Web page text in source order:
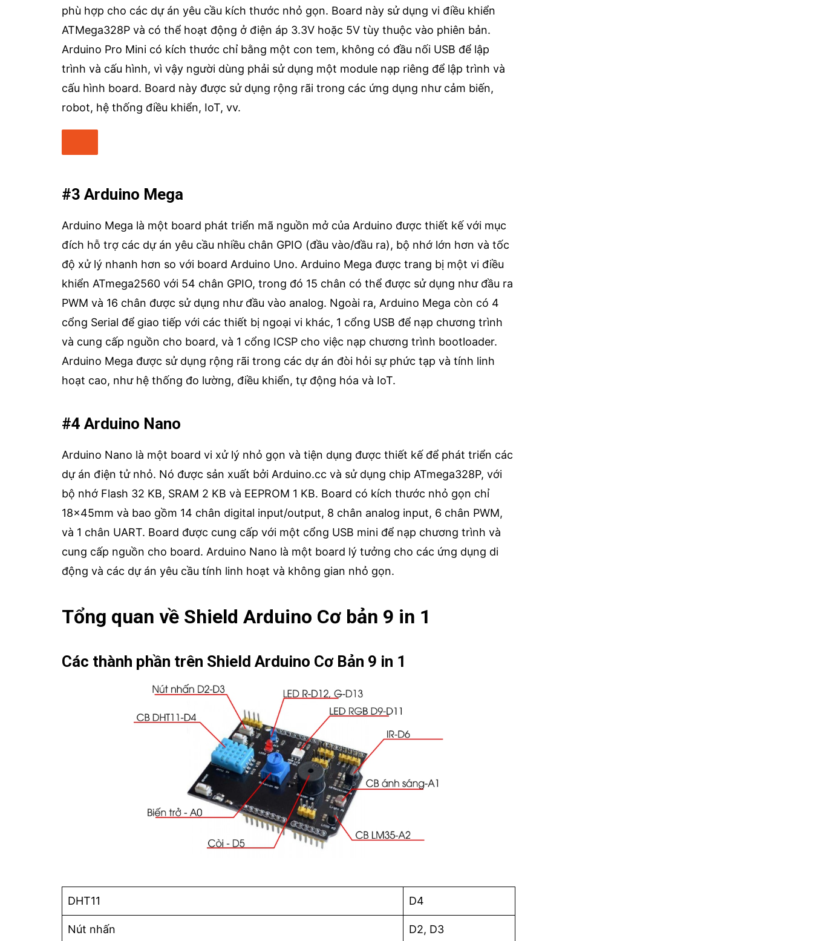
phù hợp cho các dự án yêu cầu kích thước nhỏ gọn. Board này sử dụng vi điều khiển
ATMega328P và có thể hoạt động ở điện áp 3.3V hoặc 5V tùy thuộc vào phiên bản.
Arduino Pro Mini có kích thước chỉ bằng một con tem, không có đầu nối USB để lập
trình và cấu hình, vì vậy người dùng phải sử dụng một module nạp riêng để lập trình và
cấu hình board. Board này được sử dụng rộng rãi trong các ứng dụng như cảm biến,
robot, hệ thống điều khiển, IoT, vv.
#3 Arduino Mega
Arduino Mega là một board phát triển mã nguồn mở của Arduino được thiết kế với mục
đích hỗ trợ các dự án yêu cầu nhiều chân GPIO (đầu vào/đầu ra), bộ nhớ lớn hơn và tốc
độ xử lý nhanh hơn so với board Arduino Uno. Arduino Mega được trang bị một vi điều
khiển ATmega2560 với 54 chân GPIO, trong đó 15 chân có thể được sử dụng như đầu ra
PWM và 16 chân được sử dụng như đầu vào analog. Ngoài ra, Arduino Mega còn có 4
cổng Serial để giao tiếp với các thiết bị ngoại vi khác, 1 cổng USB để nạp chương trình
và cung cấp nguồn cho board, và 1 cổng ICSP cho việc nạp chương trình bootloader.
Arduino Mega được sử dụng rộng rãi trong các dự án đòi hỏi sự phức tạp và tính linh
hoạt cao, như hệ thống đo lường, điều khiển, tự động hóa và IoT.
#4 Arduino Nano
Arduino Nano là một board vi xử lý nhỏ gọn và tiện dụng được thiết kế để phát triển các
dự án điện tử nhỏ. Nó được sản xuất bởi Arduino.cc và sử dụng chip ATmega328P, với
bộ nhớ Flash 32 KB, SRAM 2 KB và EEPROM 1 KB. Board có kích thước nhỏ gọn chỉ
18x45mm và bao gồm 14 chân digital input/output, 8 chân analog input, 6 chân PWM,
và 1 chân UART. Board được cung cấp với một cổng USB mini để nạp chương trình và
cung cấp nguồn cho board. Arduino Nano là một board lý tưởng cho các ứng dụng di
động và các dự án yêu cầu tính linh hoạt và không gian nhỏ gọn.
Tổng quan về Shield Arduino Cơ bản 9 in 1
Các thành phần trên Shield Arduino Cơ Bản 9 in 1
DHT11 D4
Nút nhấn D2, D3